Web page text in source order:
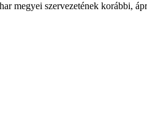
megyei szervezetének korábbi,